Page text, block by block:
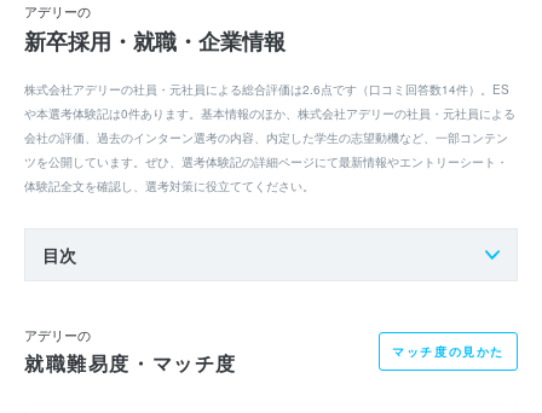
アデリーの
新卒採用・就職・企業情報
株式会社アデリーの社員・元社員による総合評価は2.6点です（口コミ回答数14件）。ES
や本選考体験記は0件あります。基本情報のほか、株式会社アデリーの社員・元社員による
会社の評価、過去のインターン選考の内容、内定した学生の志望動機など、一部コンテン
ツを公開しています。ぜひ、選考体験記の詳細ページにて最新情報やエントリーシート・
体験記全文を確認し、選考対策に役立ててください。
目次
アデリーの
就職難易度・マッチ度 マッチ度の見かた